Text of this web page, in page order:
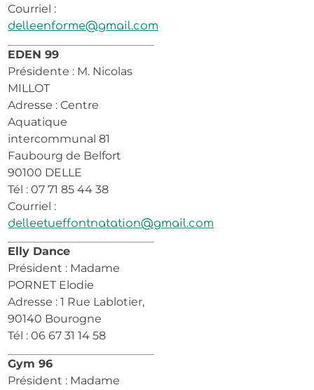
Courriel :
delleenforme@gmail.com
EDEN 99
Présidente : M. Nicolas
MILLOT
Adresse : Centre
Aquatique
intercommunal 81
Faubourg de Belfort
90100 DELLE
Tél : 07 71 85 44 38
Courriel :
delleetueffontnatation@gmail.com
Elly Dance
Président : Madame
PORNET Elodie
Adresse : 1 Rue Lablotier,
90140 Bourogne
Tél : 06 67 31 14 58
Gym 96
Président : Madame